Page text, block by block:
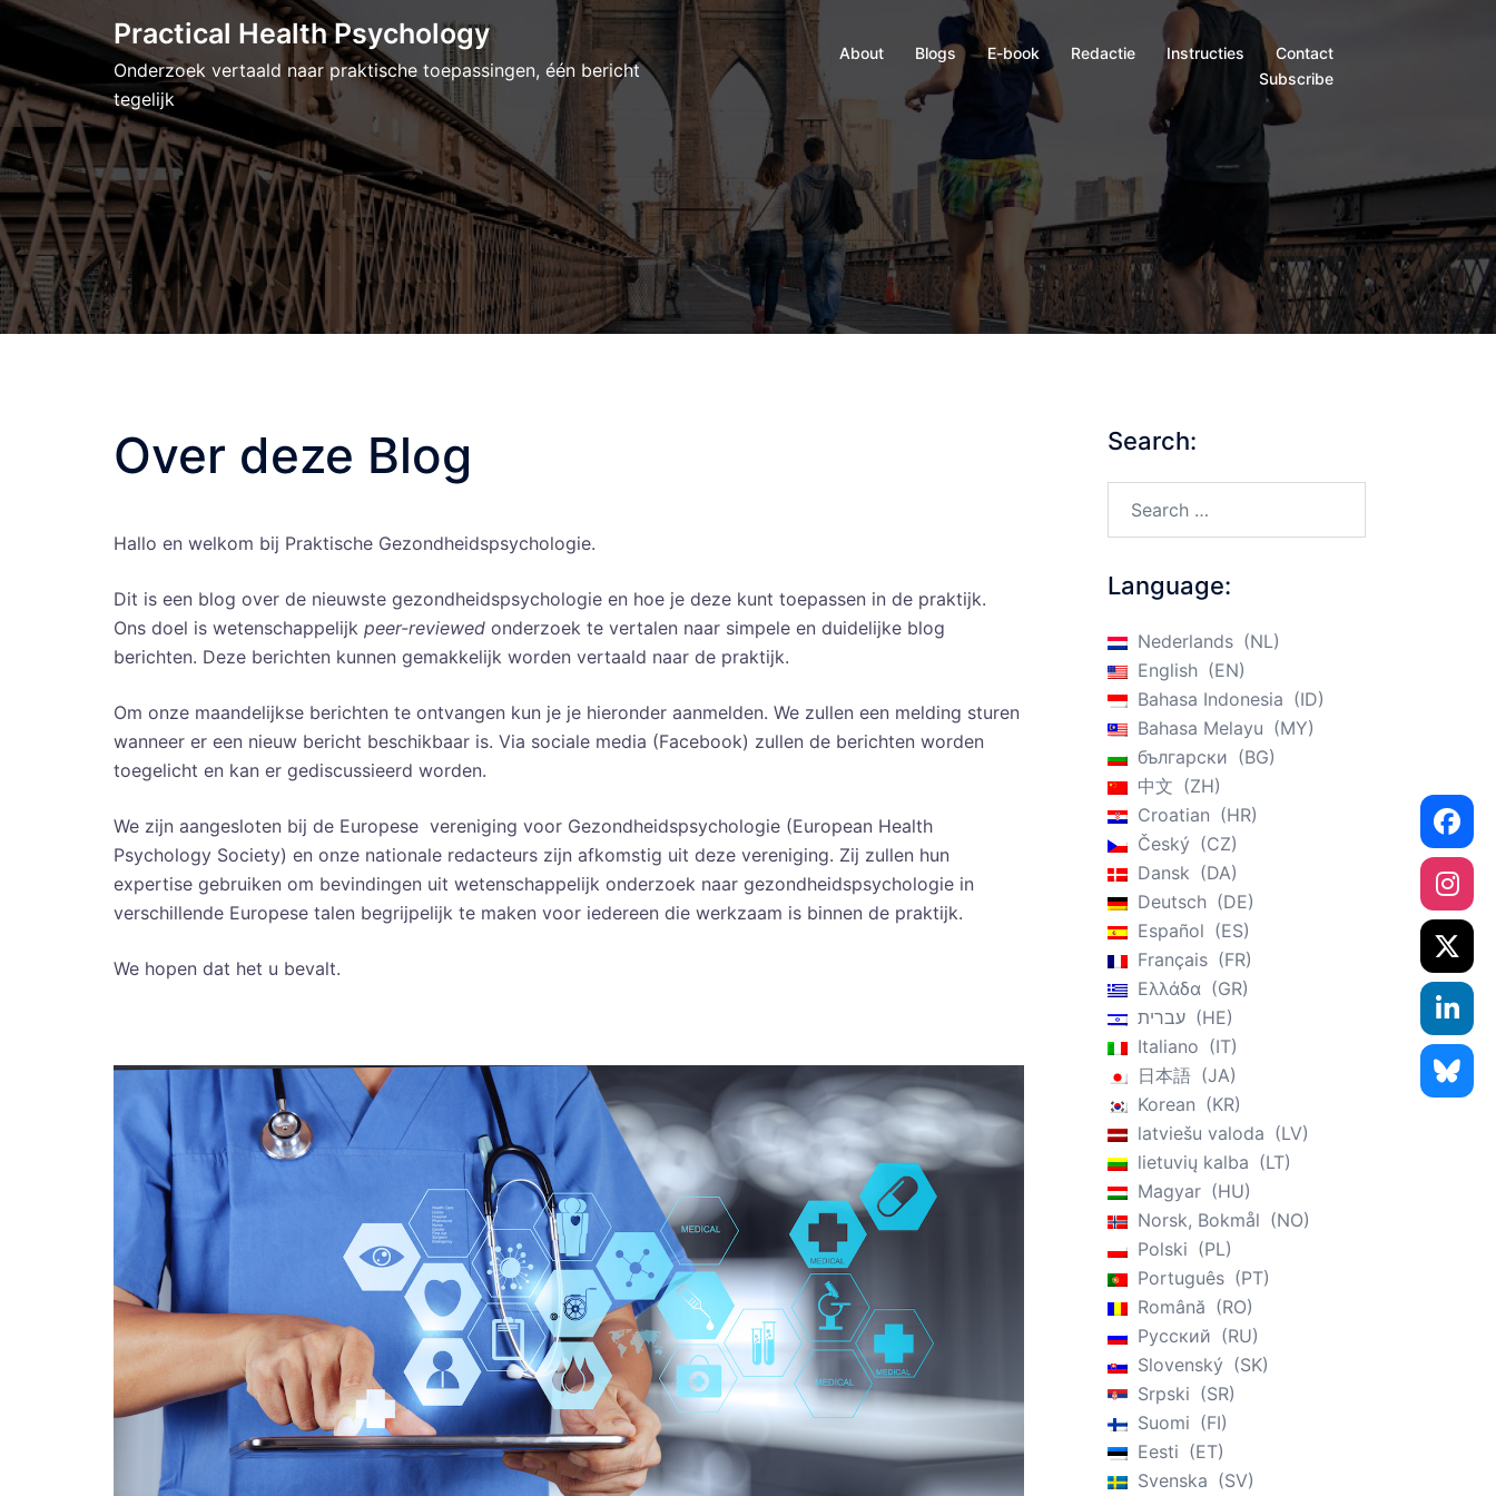
Skip
content
Practical Health Psychology
Onderzoek vertaald naar praktische toepassingen, één bericht
tegelijk
About Blogs E-book Redactie Instructies
Contact
Subscribe
Over deze Blog
Hallo en welkom bij Praktische Gezondheidspsychologie.
Dit is een blog over de nieuwste gezondheidspsychologie en hoe je deze kunt toepassen in de praktijk.
Ons doel is wetenschappelijk peer-reviewed onderzoek te vertalen naar simpele en duidelijke blog
berichten. Deze berichten kunnen gemakkelijk worden vertaald naar de praktijk.
Om onze maandelijkse berichten te ontvangen kun je je hieronder aanmelden. We zullen een melding sturen
wanneer er een nieuw bericht beschikbaar is. Via sociale media (Facebook) zullen de berichten worden
toegelicht en kan er gediscussieerd worden.
We zijn aangesloten bij de Europese vereniging voor Gezondheidspsychologie (European Health
Psychology Society) en onze nationale redacteurs zijn afkomstig uit deze vereniging. Zij zullen hun
expertise gebruiken om bevindingen uit wetenschappelijk onderzoek naar gezondheidspsychologie in
verschillende Europese talen begrijpelijk te maken voor iedereen die werkzaam is binnen de praktijk.
We hopen dat het u bevalt.
Search:
Language:
Nederlands
NL
English
EN
Bahasa Indonesia
ID
Bahasa Melayu
MY
български
BG
中文
ZH
Croatian
HR
Český
CZ
Dansk
DA
Deutsch
DE
Español
ES
Français
FR
Ελλάδα
GR
עברית
HE
Italiano
IT
日本語
JA
Korean
KR
latviešu valoda
LV
lietuvių kalba
LT
Magyar
HU
Norsk, Bokmål
NO
Polski
PL
Português
PT
Română
RO
Русский
RU
Slovenský
SK
Srpski
SR
Suomi
FI
Eesti
ET
Svenska
SV